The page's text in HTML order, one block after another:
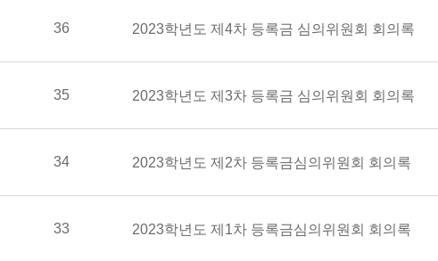
36 2023학년도 제4차 등록금 심의위원회 회의록
35 2023학년도 제3차 등록금 심의위원회 회의록
34 2023학년도 제2차 등록금심의위원회 회의록
33 2023학년도 제1차 등록금심의위원회 회의록